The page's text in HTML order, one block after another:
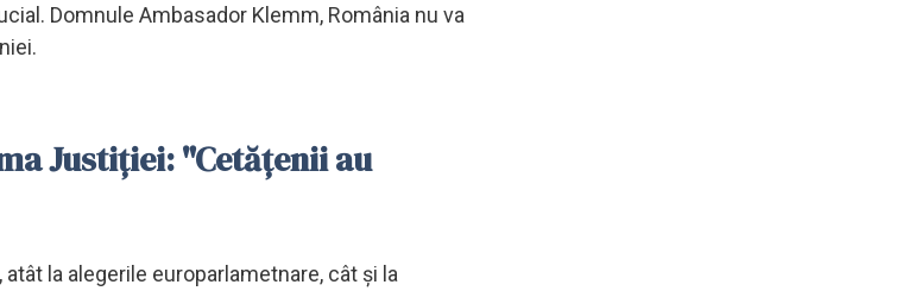
Domnule Ambasador Klemm, România nu va
Justiţiei: "Cetăţenii au
la alegerile europarlametnare, cât şi la